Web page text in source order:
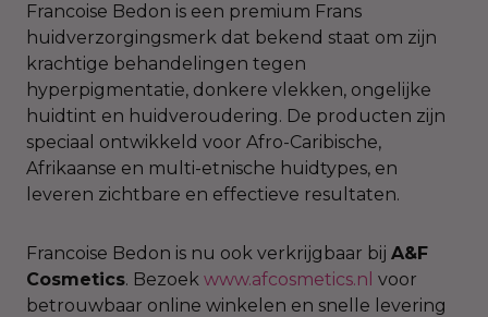
Francoise Bedon is een premium Frans
huidverzorgingsmerk dat bekend staat om zijn
krachtige behandelingen tegen
hyperpigmentatie, donkere vlekken, ongelijke
huidtint en huidveroudering. De producten zijn
speciaal ontwikkeld voor Afro-Caribische,
Afrikaanse en multi-etnische huidtypes, en
leveren zichtbare en effectieve resultaten.
Francoise Bedon is nu ook verkrijgbaar bij A&F
Cosmetics. Bezoek www.afcosmetics.nl voor
betrouwbaar online winkelen en snelle levering